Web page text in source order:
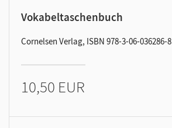
Vokabeltaschenbuch
Cornelsen Verlag, ISBN 978-3-06-036286-8
10,50 EUR